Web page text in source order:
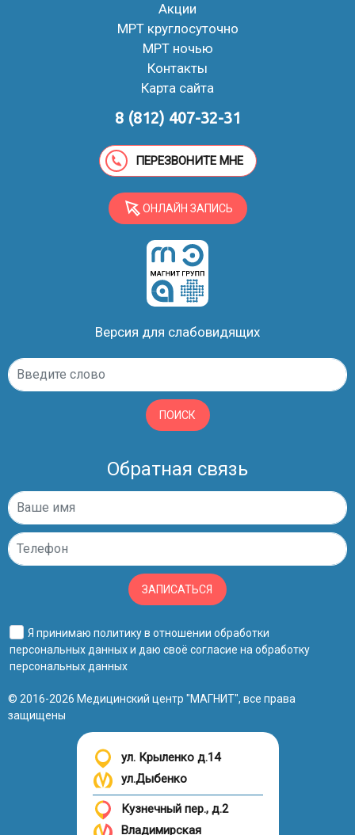
Акции
МРТ круглосуточно
МРТ ночью
Контакты
Карта сайта
8 (812) 407-32-31
ПЕРЕЗВОНИТЕ МНЕ
ОНЛАЙН ЗАПИСЬ
Версия для слабовидящих
ПОИСК
Обратная связь
ЗАПИСАТЬСЯ
Я принимаю политику в отношении обработки
персональных данныхи даю своё согласие на обработку
персональных данных
© 2016-2026 Медицинский центр "МАГНИТ", все права
защищены
ул. Крыленко д.14
ул.Дыбенко
Кузнечный пер., д.2
Владимирская